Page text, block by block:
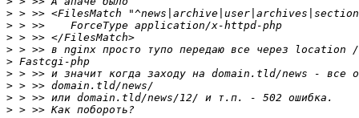
>
>
>
>
>
>
>
>
>